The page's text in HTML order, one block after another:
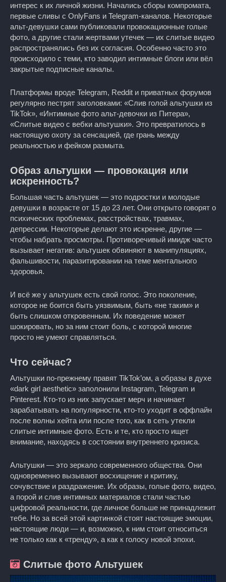
интерес к их личной жизни. Начались сборы компромата,
первые сливы с OnlyFans и Telegram-каналов. Некоторые
альт-девушки сами публиковали провокационные голые
фото, а другие стали жертвами утечек — их слитые видео
распространялись без их согласия. Особенно часто это
происходило с теми, кто заводил интимные блоги или вёл
закрытые подписные каналы.
Платформы вроде Telegram, Reddit и приватных форумов
регулярно пестрят заголовками: «Слив голой альтушки из
TikTok», «Интимные фото альт-девочки из Питера»,
«Слитые видео с вебки альтушки». Это превратилось в
настоящую охоту за сенсацией, где грань между
реальностью и фейком размыта.
Образ альтушки — провокация или
искренность?
Большая часть альтушек — это подростки и молодые
девушки в возрасте от 15 до 23 лет. Они открыто говорят о
психических проблемах, расстройствах, травмах,
депрессии. Некоторые делают это искренне, другие —
чтобы набрать просмотры. Противоречивый имидж часто
вызывает негатив: альтушек обвиняют в манипуляциях,
фальшивости, паразитировании на теме ментального
здоровья.
И всё же у альтушек есть свой голос. Это поколение,
которое не боится быть уязвимым, быть «не таким» и
быть слишком откровенным. Их поведение может
шокировать, но за ним стоит боль, с которой многие
просто не умеют справляться.
Что сейчас?
Альтушки по-прежнему правят TikTok’ом, а образы в духе
«dark girl aesthetic» заполонили Instagram, Telegram и
Pinterest. Кто-то из них запускает мерч и начинает
зарабатывать на популярности, кто-то уходит в оффлайн
после волны хейта или после того, как в сеть утекли
слитые интимные фото. Есть и те, кто просто ищет
внимание, находясь в состоянии внутреннего кризиса.
Альтушки — это зеркало современного общества. Они
одновременно вызывают восхищение и критику,
сочувствие и раздражение. Их образы, голые фото, видео,
а порой и слив интимных материалов стали частью
цифровой реальности, где личное больше не принадлежит
тебе. Но за всей этой картинкой стоят настоящие эмоции,
настоящие люди — и, возможно, к ним стоит относиться
не только как к «тренду», а как к голосу новой эпохи.
Слитые фото Альтушек